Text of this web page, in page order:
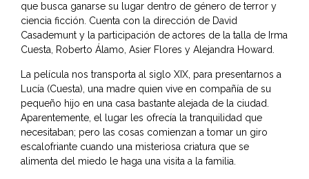
que busca ganarse su lugar dentro de género de terror y
ciencia ficción. Cuenta con la dirección de David
Casademunt y la participación de actores de la talla de Irma
Cuesta, Roberto Álamo, Asier Flores y Alejandra Howard.
La película nos transporta al siglo XIX, para presentarnos a
Lucía (Cuesta), una madre quien vive en compañía de su
pequeño hijo en una casa bastante alejada de la ciudad.
Aparentemente, el lugar les ofrecía la tranquilidad que
necesitaban; pero las cosas comienzan a tomar un giro
escalofriante cuando una misteriosa criatura que se
alimenta del miedo le haga una visita a la familia.